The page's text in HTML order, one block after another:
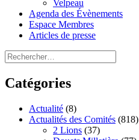
Velpeau
Agenda des Évènements
Espace Membres
Articles de presse
Rechercher :
Catégories
Actualité (8)
Actualités des Comités (818)
2 Lions (37)